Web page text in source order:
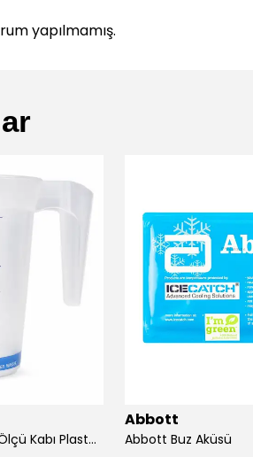
yapılmamış.
1,5 L - 1,75 L Çok Amaçlı Ölçü Kabı PlastArt
Abbott
Abbott Buz Aküsü